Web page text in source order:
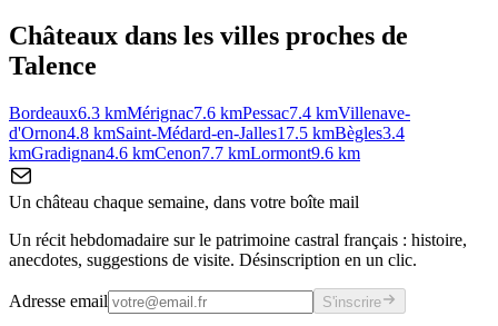
Châteaux dans les villes proches de
Talence
Bordeaux6.3 kmMérignac7.6 kmPessac7.4 kmVillenave-
d'Ornon4.8 kmSaint-Médard-en-Jalles17.5 kmBègles3.4
kmGradignan4.6 kmCenon7.7 kmLormont9.6 km
Un château chaque semaine, dans votre boîte mail
Un récit hebdomadaire sur le patrimoine castral français : histoire,
anecdotes, suggestions de visite. Désinscription en un clic.
Adresse email S'inscrire